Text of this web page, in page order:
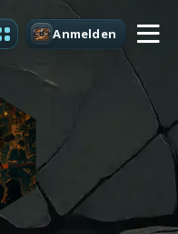
Anmelden